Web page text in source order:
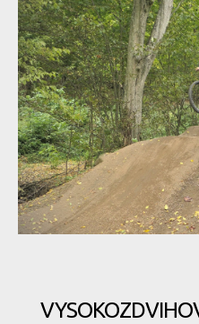
Pole Voima v akci
Pole Voima v akci
Pole Voima v akci
Pole Voima v akci
Pole Voima v akci
Pole Voima v akci
Pole Voima v akci
Pole Voima v akci
Pole Voima v akci